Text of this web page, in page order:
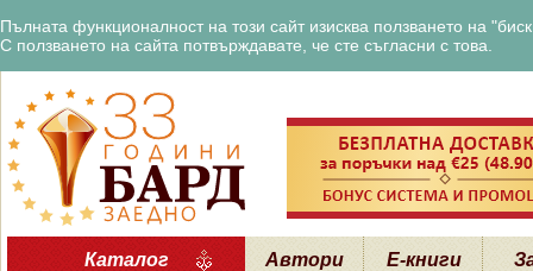
Пълната функционалност на този сайт изисква ползването на
С ползването на сайта потвърждавате, че сте съгласни с това.
Каталог Автори Е-книги